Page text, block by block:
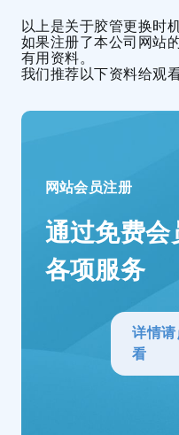
以上是关于胶管更换时
如果注册了本公司网站
有用资料。
我们推荐以下资料给观
网站会员注册
通过免费会
各项服务
详情
看